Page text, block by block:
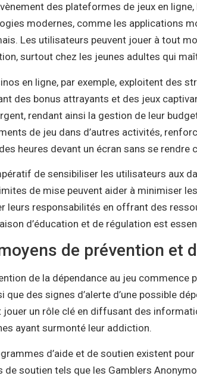
des plateformes de jeux en
modernes, comme les applications
Les utilisateurs peuvent jouer à tout
surtout chez les jeunes adultes qui
en ligne, par exemple, exploitent des
des bonus attrayants et des jeux
rendant ainsi la gestion de leur
de jeu dans d’autres activités,
heures devant un écran sans se
de sensibiliser les utilisateurs aux
de mise peuvent aider à minimiser
leurs responsabilités en offrant des
d’éducation et de régulation est
de prévention et
de la dépendance au jeu
que des signes d’alerte d’une possible
jouer un rôle clé en diffusant des
ayant surmonté leur addiction.
d’aide et de soutien existent
de soutien tels que les Gamblers